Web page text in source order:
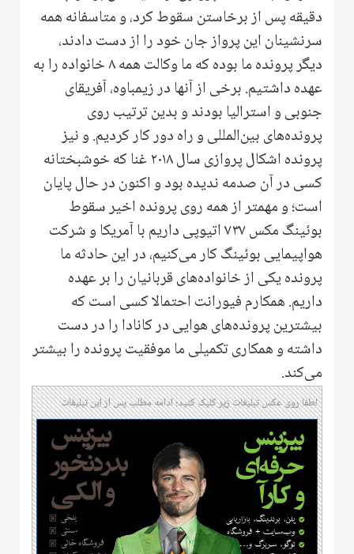
دقیقه پس از برخاستن سقوط کرد، و متاسفانه همه
سرنشینان این پرواز جان خود را از دست دادند،
دیگر پرونده ما بوده که ما وکالت همه ۸ خانواده را به
عهده داشتیم. برخی از آنها در زیمباوه، آفریقای
جنوبی و استرالیا بودند و بدین ترتیب روی
پرونده‌های بین‌المللی و راه دور کار کردیم. و نیز
پرونده اشکال پروازی سال ۲۰۱۸ غنا که خوشبختانه
کسی در آن صدمه ندیده بود و اکنون در حال پایان
است؛ و مهمتر از همه روی پرونده اخیر سقوط
بوئینگ مکس ۷۳۷ اتیوپی داریم با آمریکا و شرکت
هواپیمایی بوئینگ کار می‌کنیم، در این حادثه ما
پرونده یکی از خانواده‌های قربانیان را بر عهده
داریم. همکارم فیورانت احتمالا کسی است که
بیشترین پرونده‌های هوایی در کانادا را در دست
داشته و همکاری تکمیلی ما موفقیت پرونده‌ را بیشتر
می‌کند.
لطفا روی عکس تبلیغات زیر کلیک کنید؛ ادامه مطلب پس از این تبلیغات